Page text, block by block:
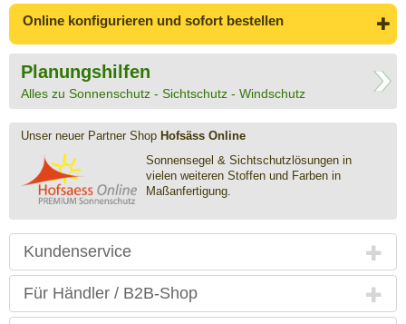
Online konfigurieren und sofort bestellen
Planungshilfen
Alles zu Sonnenschutz - Sichtschutz - Windschutz
Unser neuer Partner Shop Hofsäss Online
Sonnensegel & Sichtschutz­lösungen in
vielen weiteren Stoffen und Farben in
Maßanfertigung.
Kundenservice
Für Händler / B2B-Shop